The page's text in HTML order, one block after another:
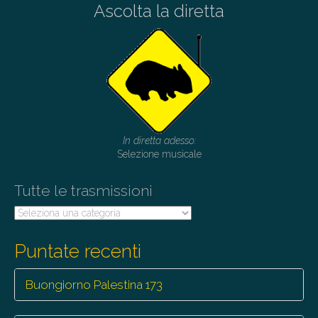
Ascolta la diretta
In diretta adesso:
Selezione musicale
Tutte le trasmissioni
Tutte
Puntate recenti
Buongiorno Palestina 173